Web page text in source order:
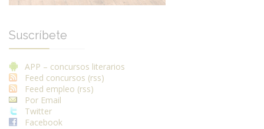
Suscríbete
APP – concursos literarios
Feed concursos (rss)
Feed empleo (rss)
Por Email
Twitter
Facebook